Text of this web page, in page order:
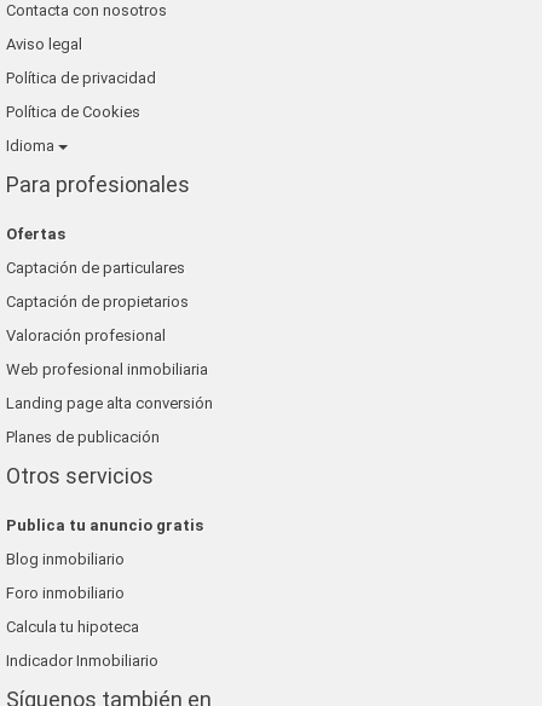
Contacta con nosotros
Aviso legal
Política de privacidad
Política de Cookies
Idioma
Para profesionales
Ofertas
Captación de particulares
Captación de propietarios
Valoración profesional
Web profesional inmobiliaria
Landing page alta conversión
Planes de publicación
Otros servicios
Publica tu anuncio gratis
Blog inmobiliario
Foro inmobiliario
Calcula tu hipoteca
Indicador Inmobiliario
Síguenos también en